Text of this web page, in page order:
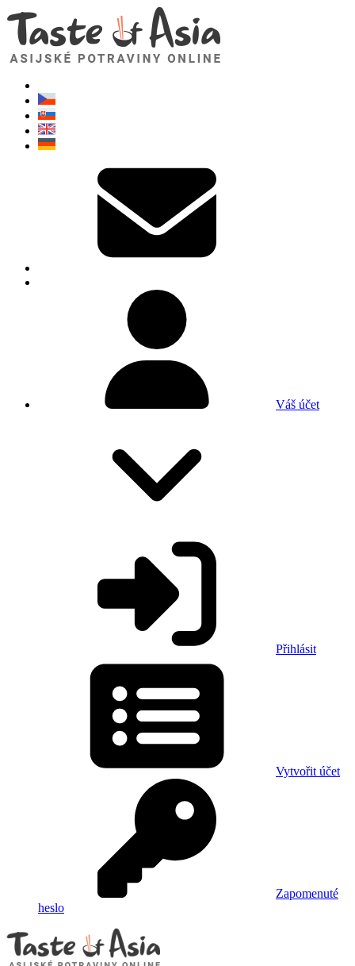
Váš účet
Přihlásit
Vytvořit účet
Zapomenuté
heslo
TasteOfAsia.cz
Neváhejte se zeptat. Jsem tady pro vás!